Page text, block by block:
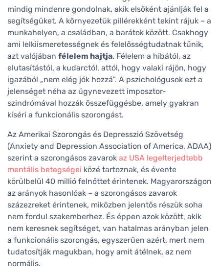
mindig mindenre gondolnak, akik elsőként ajánlják fel a
segítségüket. A környezetük pillérekként tekint rájuk – a
munkahelyen, a családban, a barátok között. Csakhogy
ami lelkiismeretességnek és felelősségtudatnak tűnik,
azt valójában félelem hajtja. Félelem a hibától, az
elutasítástól, a kudarctól, attól, hogy valaki rájön, hogy
igazából „nem elég jók hozzá". A pszichológusok ezt a
jelenséget néha az úgynevezett imposztor-
szindrómával hozzák összefüggésbe, amely gyakran
kíséri a funkcionális szorongást.
Az Amerikai Szorongás és Depresszió Szövetség
(Anxiety and Depression Association of America, ADAA)
szerint a szorongásos zavarok az USA legelterjedtebb
mentális betegségei közé tartoznak, és évente
körülbelül 40 millió felnőttet érintenek. Magyarországon
az arányok hasonlóak – a szorongásos zavarok
százezreket érintenek, miközben jelentős részük soha
nem fordul szakemberhez. És éppen azok között, akik
nem keresnek segítséget, van hatalmas arányban jelen
a funkcionális szorongás, egyszerűen azért, mert nem
tudatosítják magukban, hogy amit átélnek, az nem
normális.